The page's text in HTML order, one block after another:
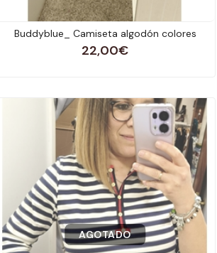
Buddyblue_ Camiseta algodón colores
22,00€
AGOTADO